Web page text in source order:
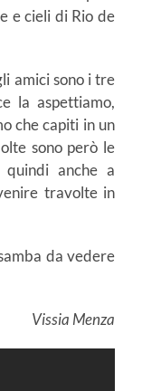
e cieli di Rio de
amici sono i tre
la aspettiamo,
che capiti in un
sono però le
anche a
travolte in
da vedere
Vissia Menza